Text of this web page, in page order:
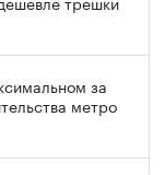
за
метро